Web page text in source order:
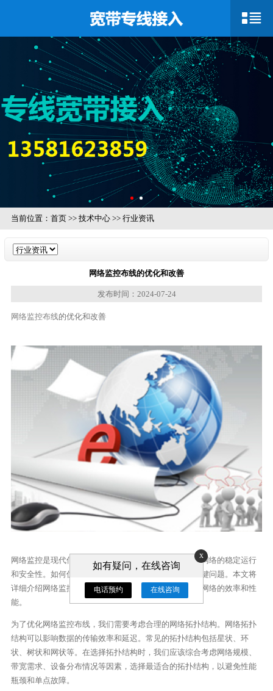
当前位置： 首页>> 技术中心>> 行业资讯
网络监控布线的优化和改善
发布时间：2024-07-24
网络监控布线的优化和改善
网络监控是现代信息技术中的重要组成部分，它确保了网络的稳定运行
和安全性。如何优化和改善网络监控布线成为了一个关键问题。本文将
详细介绍网络监控布线的优化和改善方法，以帮助提高网络的效率和性
能。
为了优化网络监控布线，我们需要考虑合理的网络拓扑结构。网络拓扑
结构可以影响数据的传输效率和延迟。常见的拓扑结构包括星状、环
状、树状和网状等。在选择拓扑结构时，我们应该综合考虑网络规模、
带宽需求、设备分布情况等因素，选择最适合的拓扑结构，以避免性能
瓶颈和单点故障。
x
如有疑问，在线咨询
电话预约 在线咨询